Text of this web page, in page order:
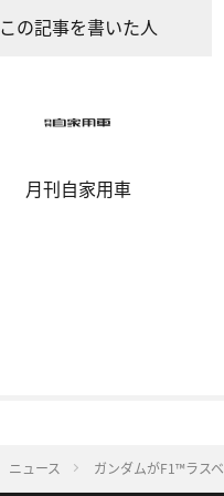
この記事を書いた人
月刊自家用車
ニュース ガンダムがF1™ラス